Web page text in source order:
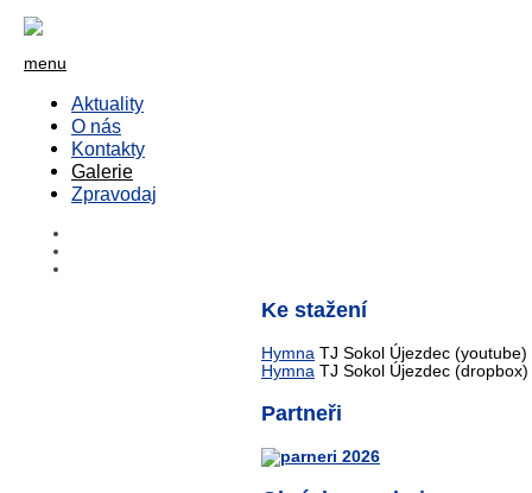
menu
Aktuality
O nás
Kontakty
Galerie
Zpravodaj
Ke stažení
Hymna TJ Sokol Újezdec (youtube)
Hymna TJ Sokol Újezdec (dropbox)
Partneři